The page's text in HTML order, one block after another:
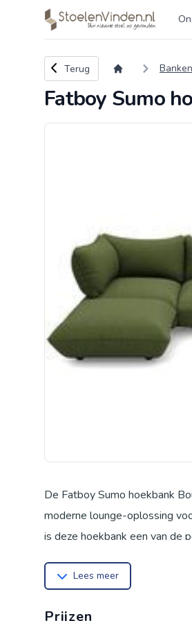
Logo stoelenvinden.nl
Terug naar overzicht
Terug Banken
Fatboy Sumo
De Fatboy Sumo hoekbank
moderne lounge-oplossing
is deze hoekbank een van de
een van de populairste
Lees meer
Prijzen